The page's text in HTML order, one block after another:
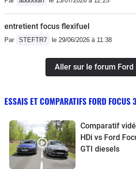
entretient focus flexifuel
Par STEFTR7 le 29/06/2026 à 11:38
Aller sur le forum Ford
ESSAIS ET COMPARATIFS FORD FOCUS
Comparatif
HDi vs Ford
GTI diesels